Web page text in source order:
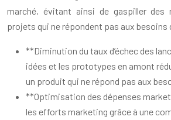
marché, évitant ainsi de gaspiller des
projets qui ne répondent pas aux besoins
**Diminution du taux d’échec des
idées et les prototypes en amont
un produit qui ne répond pas aux
**Optimisation des dépenses
les efforts marketing grâce à une